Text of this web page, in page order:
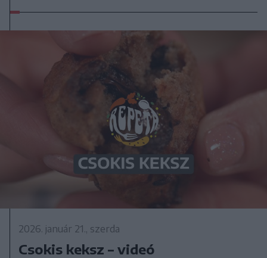
2026. január 21., szerda
Csokis keksz – videó